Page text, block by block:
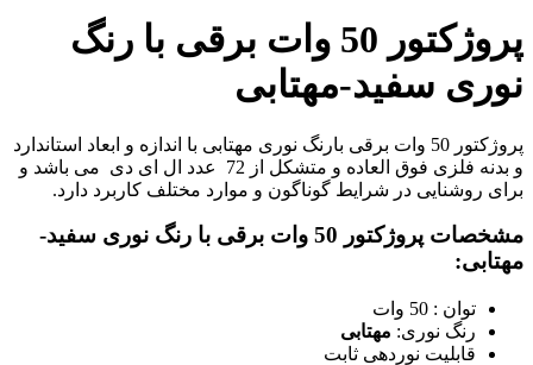
پروژکتور 50 وات برقی با رنگ
نوری سفید-مهتابی
پروژکتور 50 وات برقی بارنگ نوری مهتابی با اندازه و ابعاد استاندارد
و بدنه فلزی فوق العاده و متشکل از 72 عدد ال ای دی می باشد و
برای روشنایی در شرایط گوناگون و موارد مختلف کاربرد دارد.
مشخصات پروژکتور 50 وات برقی با رنگ نوری سفید-
مهتابی:
توان : 50 وات
رنگ نوری: مهتابی
قابلیت نوردهی ثابت